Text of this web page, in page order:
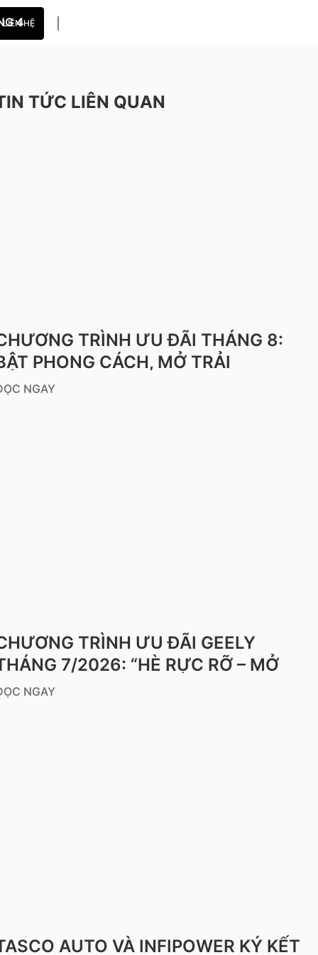
LIÊN HỆ
4
TỨC LIÊN QUAN
TRÌNH ƯU ĐÃI THÁNG 8:
PHONG CÁCH, MỞ TRẢI
CÙNG GEELY VIỆT NAM
NGAY
TRÌNH ƯU ĐÃI GEELY
7/2026: “HÈ RỰC RỠ – MỞ
TRẢI NGHIỆM”
NGAY
AUTO VÀ INFIPOWER KÝ KẾT